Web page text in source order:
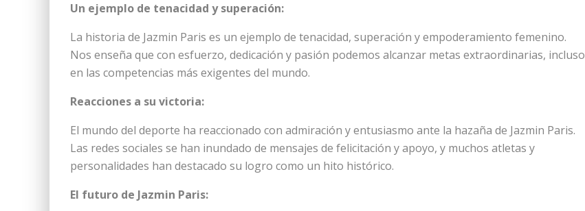
Un ejemplo de tenacidad y superación:
La historia de Jazmin Paris es un ejemplo de tenacidad, superación y empoderamiento femenino.
Nos enseña que con esfuerzo, dedicación y pasión podemos alcanzar metas extraordinarias, incluso
en las competencias más exigentes del mundo.
Reacciones a su victoria:
El mundo del deporte ha reaccionado con admiración y entusiasmo ante la hazaña de Jazmin Paris.
Las redes sociales se han inundado de mensajes de felicitación y apoyo, y muchos atletas y
personalidades han destacado su logro como un hito histórico.
El futuro de Jazmin Paris: